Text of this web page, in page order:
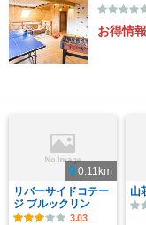
お得情報
0.11km
リバーサイドコテー
ジ ブルックリン
3.03
山